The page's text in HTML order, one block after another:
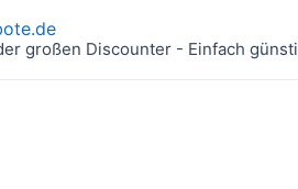
großen Discounter - Einfach